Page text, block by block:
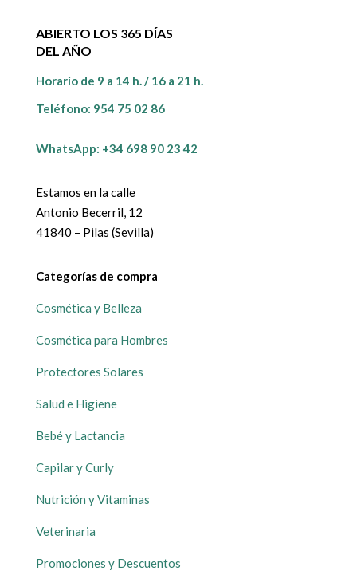
ABIERTO LOS 365 DÍAS
DEL AÑO
Horario de 9 a 14 h. / 16 a 21 h.
Teléfono: 954 75 02 86
WhatsApp: +34 698 90 23 42
Estamos en la calle
Antonio Becerril, 12
41840 – Pilas (Sevilla)
Categorías de compra
Cosmética y Belleza
Cosmética para Hombres
Protectores Solares
Salud e Higiene
Bebé y Lactancia
Capilar y Curly
Nutrición y Vitaminas
Veterinaria
Promociones y Descuentos